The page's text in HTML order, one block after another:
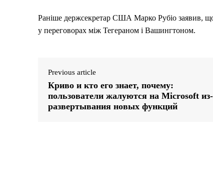
Раніше держсекретар США Марко Рубіо заявив,
у переговорах між Тегераном і Вашингтоном.
Previous article
Криво и кто его знает, почему:
пользователи жалуются на Microsoft из-
развертывания новых функций